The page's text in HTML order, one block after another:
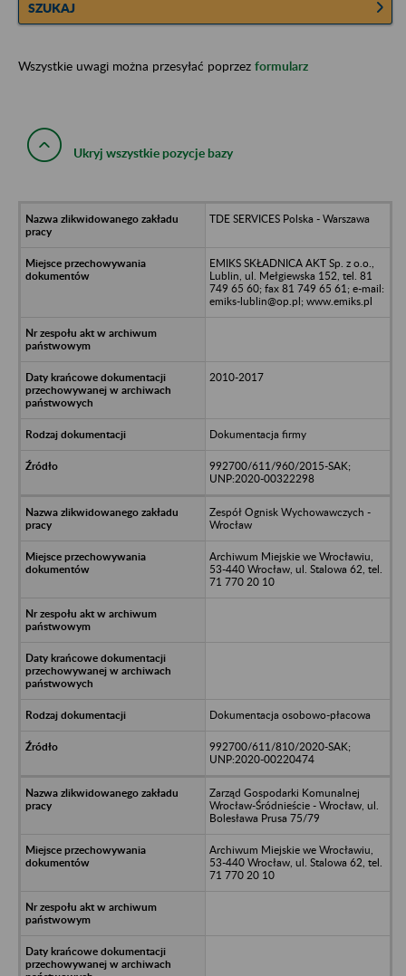
SZUKAJ
Wszystkie uwagi można przesyłać poprzez formularz
Ukryj wszystkie pozycje bazy
TDE SERVICES Polska - Warszawa
EMIKS SKŁADNICA AKT Sp. z o.o.,
Lublin, ul. Mełgiewska 152, tel. 81
749 65 60; fax 81 749 65 61; e-mail:
emiks-lublin@op.pl; www.emiks.pl
2010-2017
Dokumentacja firmy
992700/611/960/2015-SAK;
UNP:2020-00322298
Zespół Ognisk Wychowawczych -
Wrocław
Archiwum Miejskie we Wrocławiu,
53-440 Wrocław, ul. Stalowa 62, tel.
71 770 20 10
Dokumentacja osobowo-płacowa
992700/611/810/2020-SAK;
UNP:2020-00220474
Zarząd Gospodarki Komunalnej
Wrocław-Śródnieście - Wrocław, ul.
Bolesława Prusa 75/79
Archiwum Miejskie we Wrocławiu,
53-440 Wrocław, ul. Stalowa 62, tel.
71 770 20 10